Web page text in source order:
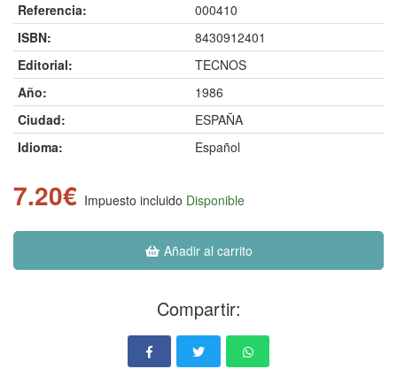
Referencia:
000410
ISBN:
8430912401
Editorial:
TECNOS
Año:
1986
Ciudad:
ESPAÑA
Idioma:
Español
7.20€ Impuesto incluido Disponible
Añadir al carrito
Compartir: